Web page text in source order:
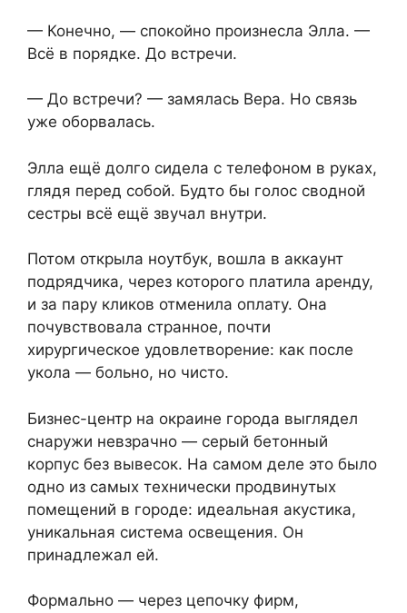
— Конечно, — спокойно произнесла Элла. —
Всё в порядке. До встречи.
— До встречи? — замялась Вера. Но связь
уже оборвалась.
Элла ещё долго сидела с телефоном в руках,
глядя перед собой. Будто бы голос сводной
сестры всё ещё звучал внутри.
Потом открыла ноутбук, вошла в аккаунт
подрядчика, через которого платила аренду,
и за пару кликов отменила оплату. Она
почувствовала странное, почти
хирургическое удовлетворение: как после
укола — больно, но чисто.
Бизнес-центр на окраине города выглядел
снаружи невзрачно — серый бетонный
корпус без вывесок. На самом деле это было
одно из самых технически продвинутых
помещений в городе: идеальная акустика,
уникальная система освещения. Он
принадлежал ей.
Формально — через цепочку фирм,